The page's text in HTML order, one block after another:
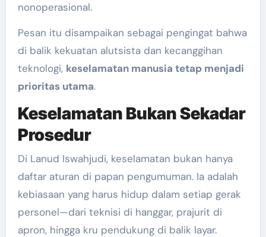
nonoperasional.
Pesan itu disampaikan sebagai pengingat bahwa
di balik kekuatan alutsista dan kecanggihan
teknologi, keselamatan manusia tetap menjadi
prioritas utama.
Keselamatan Bukan Sekadar
Prosedur
Di Lanud Iswahjudi, keselamatan bukan hanya
daftar aturan di papan pengumuman. Ia adalah
kebiasaan yang harus hidup dalam setiap gerak
personel—dari teknisi di hanggar, prajurit di
apron, hingga kru pendukung di balik layar.